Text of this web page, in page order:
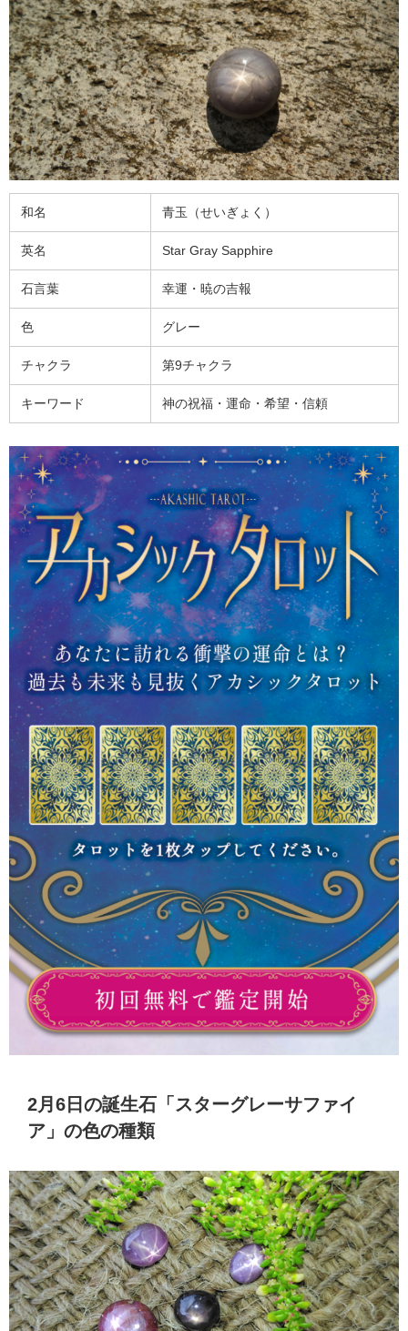
和名 青玉（せいぎょく）
英名 Star Gray Sapphire
石言葉 幸運・暁の吉報
色 グレー
チャクラ 第9チャクラ
キーワード 神の祝福・運命・希望・信頼
2月6日の誕生石「スターグレーサファイ
ア」の色の種類